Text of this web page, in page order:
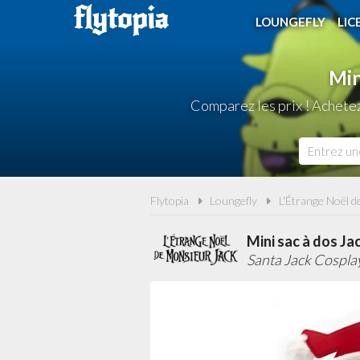
LOUNGEFLY
Comparez les prix !
Flytopia Loungefly L'Étrange Noël
Mini sac à dos
Santa Jack